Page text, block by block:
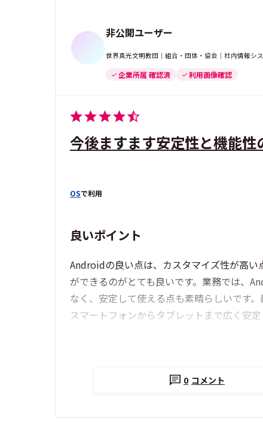
非公開ユーザー
世界真光文明教団｜組合・団体・協会｜社内情報シ
企業所属 確認済 利用画像確認
今後ますます安定性と機能性
OSで利用
良いポイント
Androidの良い点は、カスタマイズ性が高い
ができるのがとても良いです。業務では、
なく、安定して使える点も素晴らしいです
スマートフォンからタブレットまで広く安
0 コメント